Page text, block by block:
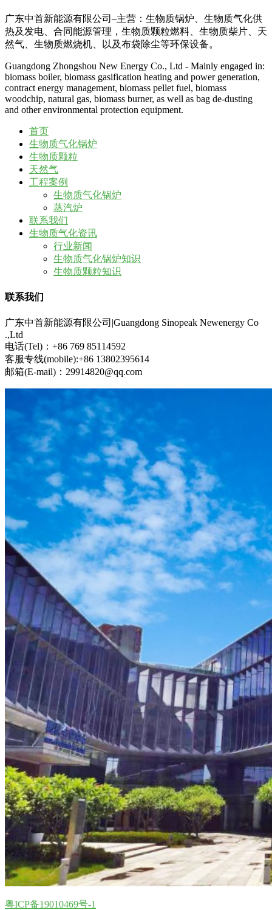
广东中首新能源有限公司–主营：生物质锅炉、生物质气化供
热及发电、合同能源管理，生物质颗粒燃料、生物质柴片、天
然气、生物质燃烧机、以及布袋除尘等环保设备。
Guangdong Zhongshou New Energy Co., Ltd - Mainly engaged in:
biomass boiler, biomass gasification heating and power generation,
contract energy management, biomass pellet fuel, biomass
woodchip, natural gas, biomass burner, as well as bag de-dusting
and other environmental protection equipment.
首页
生物质气化锅炉
生物质颗粒
天然气
工程案例
生物质气化锅炉
蒸汽炉
联系我们
生物质气化资讯
行业新闻
生物质气化锅炉知识
生物质颗粒知识
联系我们
广东中首新能源有限公司|Guangdong Sinopeak Newenergy Co
.,Ltd
电话(Tel)：+86 769 85114592
客服专线(mobile):+86 13802395614
邮箱(E-mail)：29914820@qq.com
粤ICP备19010469号-1